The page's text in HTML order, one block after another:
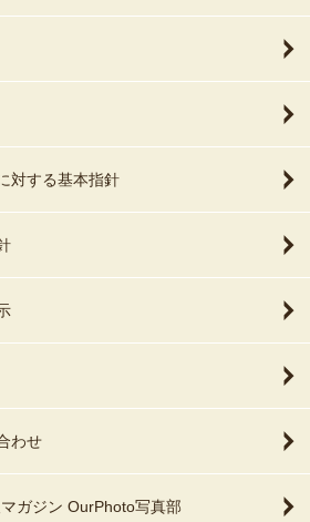
対する基本指針
わせ
ガジン OurPhoto写真部